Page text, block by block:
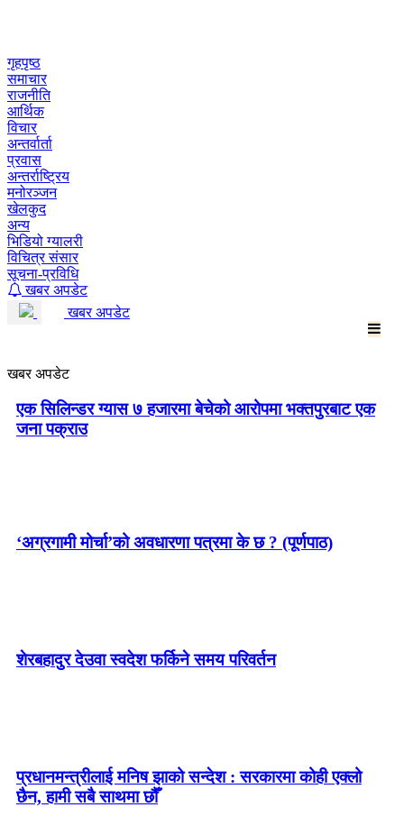
गृहपृष्ठ
समाचार
राजनीति
आर्थिक
विचार
अन्तर्वार्ता
प्रवास
अन्तर्राष्ट्रिय
मनोरञ्जन
खेलकुद
अन्य
भिडियो ग्यालरी
विचित्र संसार
सूचना-प्रविधि
खबर अपडेट
खबर अपडेट
खबर अपडेट
एक सिलिन्डर ग्यास ७ हजारमा बेचेको आरोपमा भक्तपुरबाट एक
जना पक्राउ
‘अग्रगामी मोर्चा’को अवधारणा पत्रमा के छ ? (पूर्णपाठ)
शेरबहादुर देउवा स्वदेश फर्किने समय परिवर्तन
प्रधानमन्त्रीलाई मनिष झाको सन्देश : सरकारमा कोही एक्लो
छैन, हामी सबै साथमा छौँ